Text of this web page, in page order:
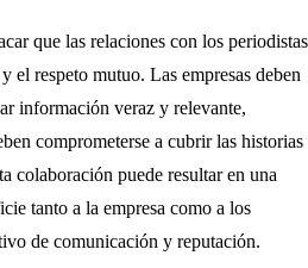
que las relaciones con los periodistas
el respeto mutuo. Las empresas deben
información veraz y relevante,
comprometerse a cubrir las historias
colaboración puede resultar en una
tanto a la empresa como a los
de comunicación y reputación.